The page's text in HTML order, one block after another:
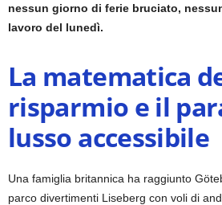
nessun giorno di ferie bruciato,
lavoro del lunedì.
La matematica
risparmio e il
lusso accessibile
Una famiglia britannica ha raggiunto
parco divertimenti Liseberg con voli di